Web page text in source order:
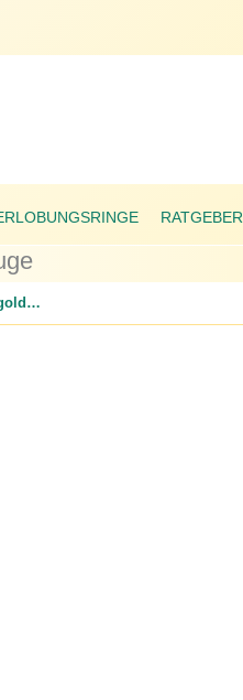
RATGEBER
Trauringe 585 Roségold – Quermatt – ohne Stein – Fuge